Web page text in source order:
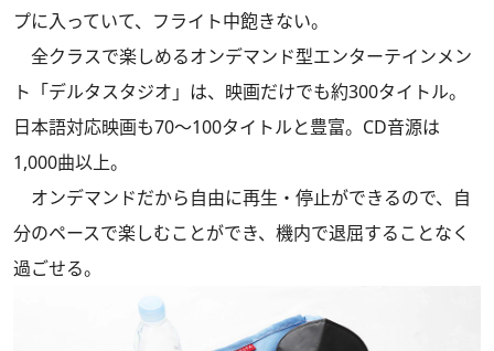
プに入っていて、フライト中飽きない。
全クラスで楽しめるオンデマンド型エンターテインメン
ト「デルタスタジオ」は、映画だけでも約300タイトル。
日本語対応映画も70～100タイトルと豊富。CD音源は
1,000曲以上。
オンデマンドだから自由に再生・停止ができるので、自
分のペースで楽しむことができ、機内で退屈することなく
過ごせる。